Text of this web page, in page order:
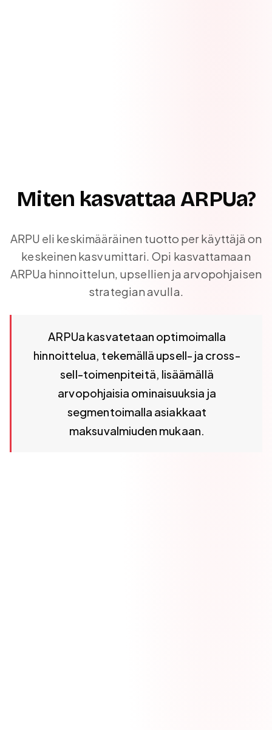
Miten kasvattaa ARPUa?
ARPU eli keskimääräinen tuotto per käyttäjä on
keskeinen kasvumittari. Opi kasvattamaan
ARPUa hinnoittelun, upsellien ja arvopohjaisen
strategian avulla.
ARPUa kasvatetaan optimoimalla
hinnoittelua, tekemällä upsell- ja cross-
sell-toimenpiteitä, lisäämällä
arvopohjaisia ominaisuuksia ja
segmentoimalla asiakkaat
maksuvalmiuden mukaan.